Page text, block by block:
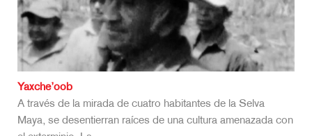
Yaxche’oob
A través de la mirada de cuatro habitantes de la Selva
Maya, se desentierran raíces de una cultura amenazada con